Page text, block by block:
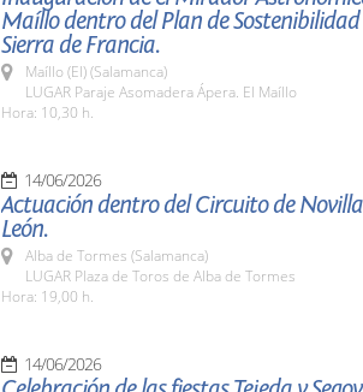
Maíllo dentro del Plan de
Sierra de Francia.
Maíllo (El) (Salamanca)
LUGAR Paraje Asomadera Ápera. El Maíllo
Hora: 10,30 h.
14/06/2026
Actuación dentro del Circuito de
León.
Alba de Tormes (Salamanca)
LUGAR Plaza de Toros de Alba de Tormes
Hora: 19,00 h.
14/06/2026